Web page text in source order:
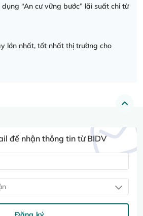
“An cư vững bước” lãi suất chỉ từ
lớn nhất, tốt nhất thị trường cho
để nhận thông tin từ BIDV